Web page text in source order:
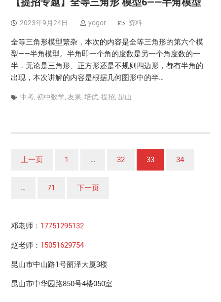
2023年9月24日 yogor 资料
全等三角形模型繁杂，本次的内容是全等三角形的第六个模
型——半角模型。半角即一个角的度数是另一个角度数的一
半，无论是三角形、正方形还是不规则四边形，都有半角的
出现，本次讲解的内容是根据几何图形中的半…
中考, 初中数学, 友果, 培优, 提招, 昆山
上一页 1 … 32 33 34
… 71 下一页
邓老师： 17751295132
赵老师： 15051629754
昆山市中山路1号丽泽大厦3楼
昆山市中华园路850号4楼050室